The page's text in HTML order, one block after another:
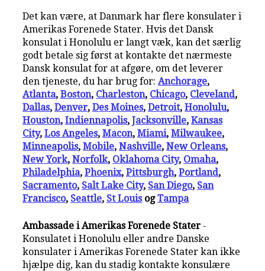
Det kan være, at Danmark har flere konsulater i
Amerikas Forenede Stater. Hvis det Dansk
konsulat i Honolulu er langt væk, kan det særlig
godt betale sig først at kontakte det nærmeste
Dansk konsulat for at afgøre, om det leverer
den tjeneste, du har brug for:Anchorage,
Atlanta,Boston, Charleston, Chicago, Cleveland,
Dallas,Denver,Des Moines,Detroit,Honolulu,
Houston,Indiennapolis,Jacksonville,Kansas
City,Los Angeles,Macon,Miami,Milwaukee,
Minneapolis,Mobile,Nashville,New Orleans,
New York,Norfolk, Oklahoma City, Omaha,
Philadelphia,Phoenix,Pittsburgh,Portland,
Sacramento, Salt Lake City, San Diego, San
Francisco, Seattle, St LouisogTampa
Ambassade i Amerikas Forenede Stater -
Konsulatet i Honolulu eller andre Danske
konsulater i Amerikas Forenede Stater kan ikke
hjælpe dig, kan du stadig kontakte konsulære